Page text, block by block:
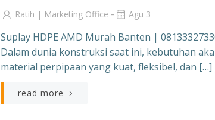
Ratih | Marketing Office - Agu 3
Suplay HDPE AMD Murah Banten |
Dalam dunia konstruksi saat ini, kebutuhan
material perpipaan yang kuat, fleksibel, dan […]
read more